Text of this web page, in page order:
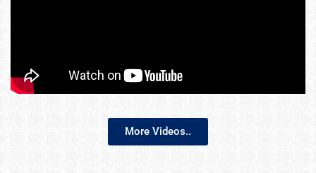
More Videos..